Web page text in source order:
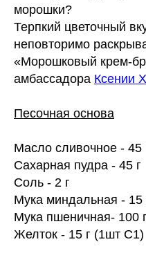
морошки?
Терпкий цветочный
неповторимо
«Морошковый крем-
амбассадора Ксении
Песочная основа
Масло сливочное - 45
Сахарная пудра - 45 г
Соль - 2 г
Мука миндальная - 15
Мука пшеничная- 100 г
Желток - 15 г (1шт С1)